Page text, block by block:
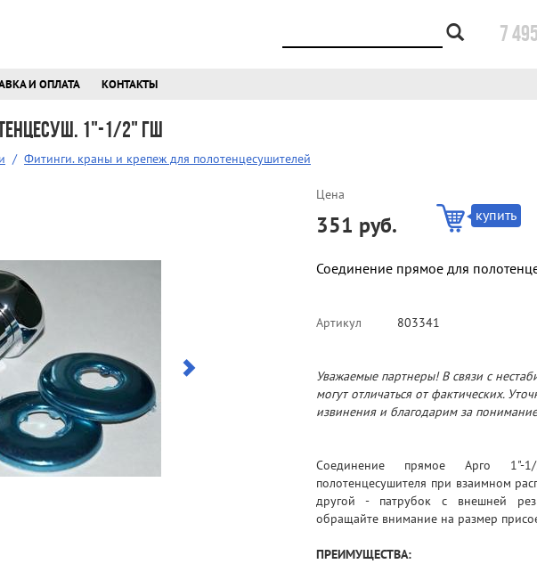
7 495
И ОПЛАТА КОНТАКТЫ
1"-1/2" гш
/ Фитинги. краны и крепеж для полотенцесушителей
Цена
351 руб. купить
Соединение прямое для
Артикул 803341
Уважаемые партнеры! В связи с
могут отличаться от фактических.
извинения и благодарим за
Соединение прямое Арго 1"-
полотенцесушителя при взаимном
другой - патрубок с внешней
обращайте внимание на размер
ПРЕИМУЩЕСТВА: